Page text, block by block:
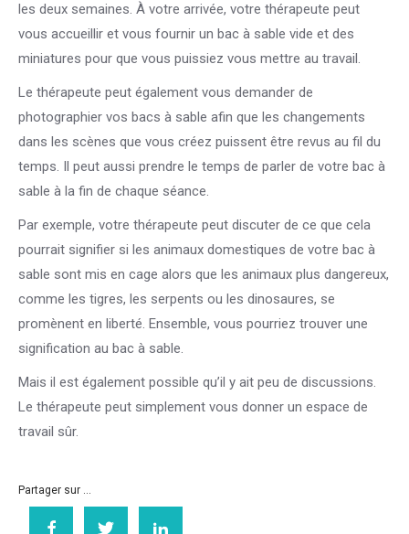
les deux semaines. À votre arrivée, votre thérapeute peut
vous accueillir et vous fournir un bac à sable vide et des
miniatures pour que vous puissiez vous mettre au travail.
Le thérapeute peut également vous demander de
photographier vos bacs à sable afin que les changements
dans les scènes que vous créez puissent être revus au fil du
temps. Il peut aussi prendre le temps de parler de votre bac à
sable à la fin de chaque séance.
Par exemple, votre thérapeute peut discuter de ce que cela
pourrait signifier si les animaux domestiques de votre bac à
sable sont mis en cage alors que les animaux plus dangereux,
comme les tigres, les serpents ou les dinosaures, se
promènent en liberté. Ensemble, vous pourriez trouver une
signification au bac à sable.
Mais il est également possible qu’il y ait peu de discussions.
Le thérapeute peut simplement vous donner un espace de
travail sûr.
Partager sur ...